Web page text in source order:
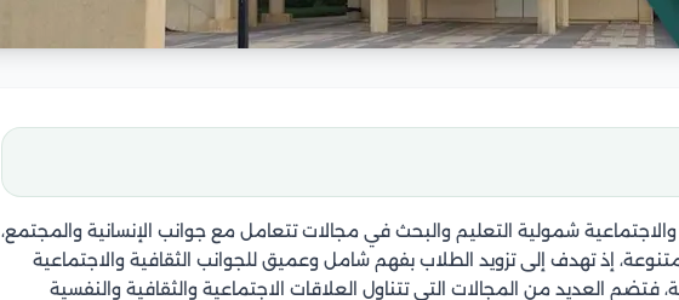
والاجتماعية شمولية التعليم والبحث في مجالات تتعامل مع جوانب الإنسانية والمجتمع،
إذ تهدف إلى تزويد الطلاب بفهم شامل وعميق للجوانب الثقافية والاجتماعية
فتضم العديد من المجالات التي تتناول العلاقات الاجتماعية والثقافية والنفسية